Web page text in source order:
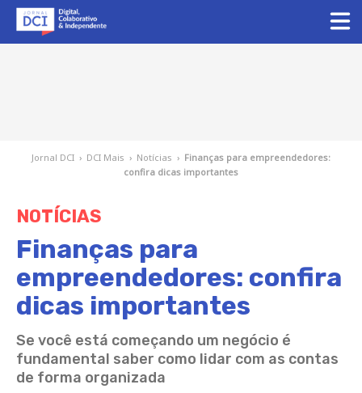
Jornal DCI › DCI Mais › Notícias › Finanças para empreendedores:
confira dicas importantes
NOTÍCIAS
Finanças para
empreendedores: confira
dicas importantes
Se você está começando um negócio é
fundamental saber como lidar com as contas
de forma organizada